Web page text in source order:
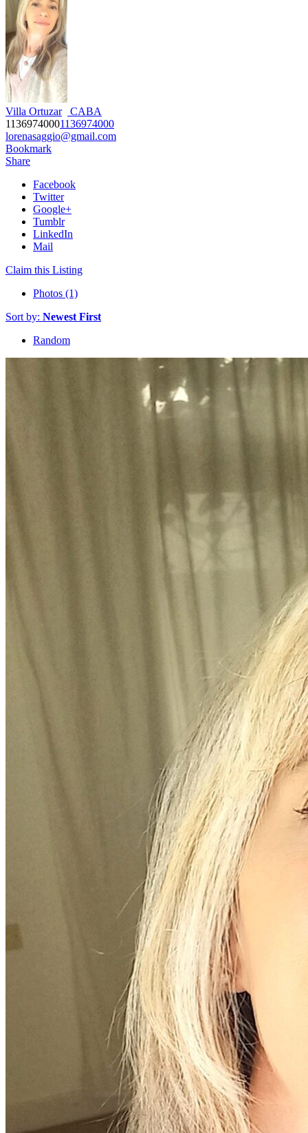
Villa Ortuzar
CABA
11369740001136974000
lorenasaggio@gmail.com
Bookmark
Share
Facebook
Twitter
Google+
Tumblr
LinkedIn
Mail
Claim this Listing
Photos (1)
Sort by: Newest First
Random